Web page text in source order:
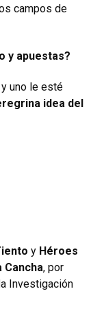
campos de
y apuestas?
uno le esté
idea del
y Héroes
Cancha, por
Investigación